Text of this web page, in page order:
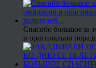
Спасибо большое за
и оригинально